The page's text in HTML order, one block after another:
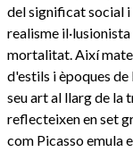
del significat social
realisme
mortalitat. Així
d'estils i èpoques
seu art al llarg de la
reflecteixen en set
com Picasso emula